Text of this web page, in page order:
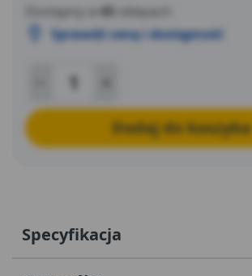
Dostępny w 65
sklepach
Sprawdź cenę i dostępność
Dodaj do koszyka
Specyfikacja